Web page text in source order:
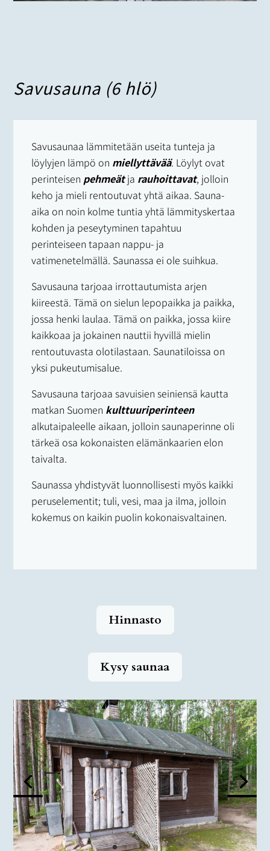
Savusauna (6 hlö)
Savusaunaa lämmitetään useita tunteja ja
löylyjen lämpö on miellyttävää. Löylyt ovat
perinteisen pehmeätja rauhoittavat, jolloin
keho ja mieli rentoutuvat yhtä aikaa. Sauna-
aika on noin kolme tuntia yhtä lämmityskertaa
kohden ja peseytyminen tapahtuu
perinteiseen tapaan nappu- ja
vatimenetelmällä. Saunassa ei ole suihkua.
Savusauna tarjoaa irrottautumista arjen
kiireestä. Tämä on sielun lepopaikka ja paikka,
jossa henki laulaa. Tämä on paikka, jossa kiire
kaikkoaa ja jokainen nauttii hyvillä mielin
rentoutuvasta olotilastaan. Saunatiloissa on
yksi pukeutumisalue.
Savusauna tarjoaa savuisien seiniensä kautta
matkan Suomen kulttuuriperinteen
alkutaipaleelle aikaan, jolloin saunaperinne oli
tärkeä osa kokonaisten elämänkaarien elon
taivalta.
Saunassa yhdistyvät luonnollisesti myös kaikki
peruselementit; tuli, vesi, maa ja ilma, jolloin
kokemus on kaikin puolin kokonaisvaltainen.
Hinnasto
Kysy saunaa